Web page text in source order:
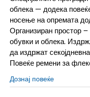
облека — додека
носење на опремата
Организиран простор
обувки и облека.
да издржат
Повеќе ремени за
Дознај повеќе